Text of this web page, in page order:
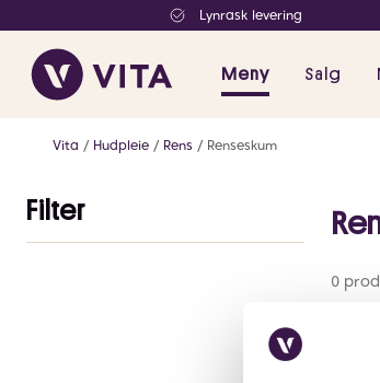
Lynrask levering
Meny Salg
Vita Hudpleie Rens Renseskum
Filter
valgte
0
0